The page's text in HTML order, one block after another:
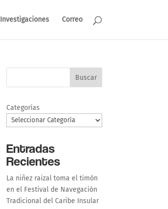
Investigaciones Correo
Buscar
Categorías
Entradas
Recientes
La niñez raizal toma el timón
en el Festival de Navegación
Tradicional del Caribe Insular